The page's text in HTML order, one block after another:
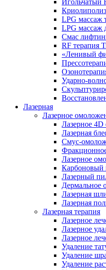
Игольчатый
Криолиполиз
LPG массаж
LPG массаж
Смас
RF терапия
«Ленивый
Ударно-
Лазерная
Лазерное
Лазерное
Лазерная
Смус-
Лазерное
Карбоновый
Лазерный
Дермальное
Лазерная
Лазерная
Лазерная терапия
Лазерное
Лазерное
Лазерное
Удаление
Удаление
Удаление